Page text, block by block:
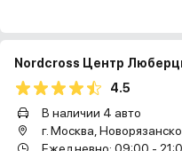
Nordcross Центр
4.5
В наличии 4 авто
г. Москва,